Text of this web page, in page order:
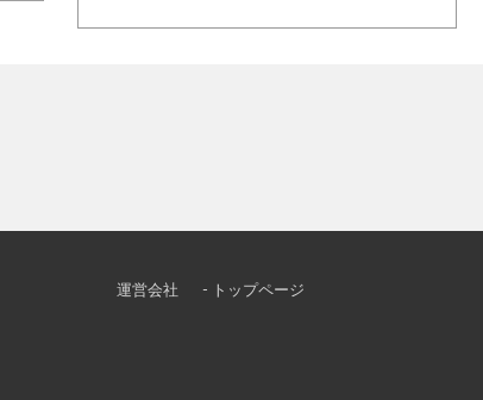
運営会社 - トップページ